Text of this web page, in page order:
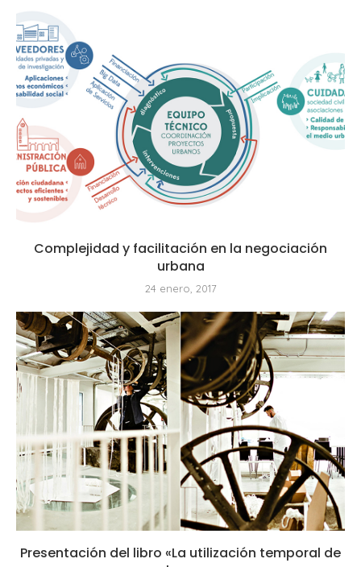
Complejidad y facilitación en la negociación
urbana
24 enero, 2017
Presentación del libro «La utilización temporal de